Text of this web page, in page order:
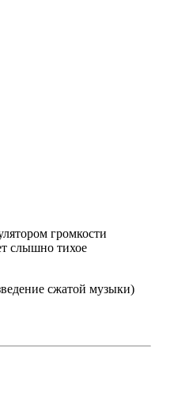
громкости
слышно тихое
сжатой музыки)